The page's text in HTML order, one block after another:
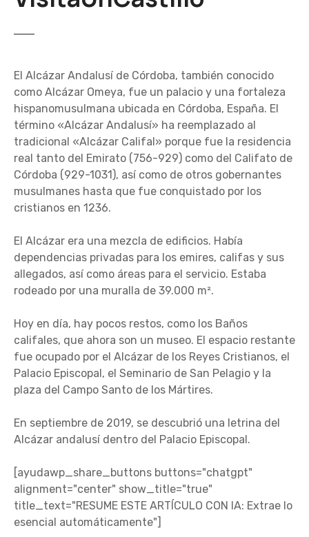
El Alcázar Andalusí de Córdoba, también conocido
como Alcázar Omeya, fue un palacio y una fortaleza
hispanomusulmana ubicada en Córdoba, España. El
término «Alcázar Andalusí» ha reemplazado al
tradicional «Alcázar Califal» porque fue la residencia
real tanto del Emirato (756-929) como del Califato de
Córdoba (929-1031), así como de otros gobernantes
musulmanes hasta que fue conquistado por los
cristianos en 1236.
El Alcázar era una mezcla de edificios. Había
dependencias privadas para los emires, califas y sus
allegados, así como áreas para el servicio. Estaba
rodeado por una muralla de 39.000 m².
Hoy en día, hay pocos restos, como los Baños
califales, que ahora son un museo. El espacio restante
fue ocupado por el Alcázar de los Reyes Cristianos, el
Palacio Episcopal, el Seminario de San Pelagio y la
plaza del Campo Santo de los Mártires.
En septiembre de 2019, se descubrió una letrina del
Alcázar andalusí dentro del Palacio Episcopal.
[ayudawp_share_buttons buttons="chatgpt"
alignment="center" show_title="true"
title_text="RESUME ESTE ARTÍCULO CON IA: Extrae lo
esencial automáticamente"]